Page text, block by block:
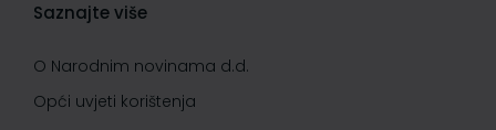
Saznajte više
O Narodnim novinama d.d.
Opći uvjeti korištenja